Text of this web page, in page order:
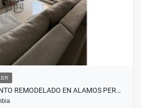
REMODELADO EN ALAMOS PER…